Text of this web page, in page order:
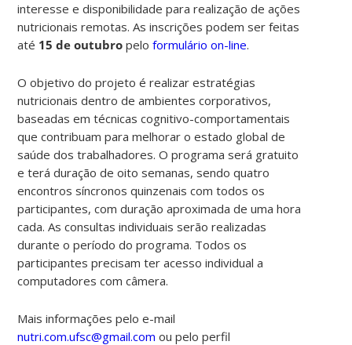
interesse e disponibilidade para realização de ações
nutricionais remotas. As inscrições podem ser feitas
até 15 de outubro peloformulário on-line.
O objetivo do projeto é realizar estratégias
nutricionais dentro de ambientes corporativos,
baseadas em técnicas cognitivo-comportamentais
que contribuam para melhorar o estado global de
saúde dos trabalhadores. O programa será gratuito
e terá duração de oito semanas, sendo quatro
encontros síncronos quinzenais com todos os
participantes, com duração aproximada de uma hora
cada. As consultas individuais serão realizadas
durante o período do programa. Todos os
participantes precisam ter acesso individual a
computadores com câmera.
Mais informações pelo e-mail
nutri.com.ufsc@gmail.com ou pelo perfil